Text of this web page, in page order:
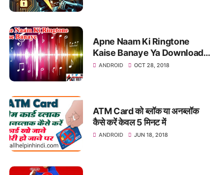
Apne Naam Ki Ringtone
Kaise Banaye Ya Download
Kare
ANDROID OCT 28, 2018
ATM Card को ब्लॉक या अनब्लॉक
कैसे करें केवल 5 मिनट में
ANDROID JUN 18, 2018